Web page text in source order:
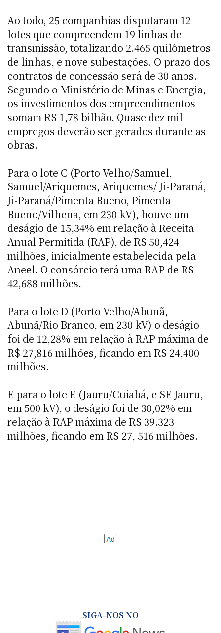
Ao todo, 25 companhias disputaram 12
lotes que compreendem 19 linhas de
transmissão, totalizando 2.465 quilômetros
de linhas, e nove subestações. O prazo dos
contratos de concessão será de 30 anos.
Segundo o Ministério de Minas e Energia,
os investimentos dos empreendimentos
somam R$ 1,78 bilhão. Quase dez mil
empregos deverão ser gerados durante as
obras.
Para o lote C (Porto Velho/Samuel,
Samuel/Ariquemes, Ariquemes/ Ji-Paraná,
Ji-Paraná/Pimenta Bueno, Pimenta
Bueno/Vilhena, em 230 kV), houve um
deságio de 15,34% em relação à Receita
Anual Permitida (RAP), de R$ 50,424
milhões, inicialmente estabelecida pela
Aneel. O consórcio terá uma RAP de R$
42,688 milhões.
Para o lote D (Porto Velho/Abunã,
Abunã/Rio Branco, em 230 kV) o deságio
foi de 12,28% em relação à RAP máxima de
R$ 27,816 milhões, ficando em R$ 24,400
milhões.
E para o lote E (Jauru/Cuiabá, e SE Jauru,
em 500 kV), o deságio foi de 30,02% em
relação à RAP máxima de R$ 39.323
milhões, ficando em R$ 27, 516 milhões.
SIGA-NOS NO